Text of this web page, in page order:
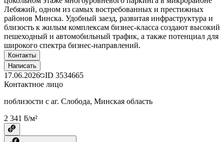
Лебяжий, одном из самых востребованных и престижных
районов Минска. Удобный заезд, развитая инфраструктура и
близость к жилым комплексам бизнес-класса создают высокий
пешеходный и автомобильный трафик, а также потенциал для
широкого спектра бизнес-направлений.
Контакты
Написать
17.06.2026 ID 3534665
Контактное лицо
поблизости с аг. Слобода, Минская область
2 341 ƃ/м²